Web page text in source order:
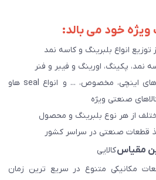
خود می بالد:
انواع بلبرینگ و کاسه نمد
نمد، پکینگ، اورینگ و فیبر و فنر
* تنها مرجع توزیع بلبرینگ های اینچی، مخصوص، ... و انواع seal هاو
صنعتی ويژه
از هر نوع بلبرینگ و محصول
قطعات صنعتی در سراسر کشور
مقیاسکالایی
مکانیکی متنوع در سریع ترین زمان